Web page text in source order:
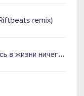
remix)
ничего терять